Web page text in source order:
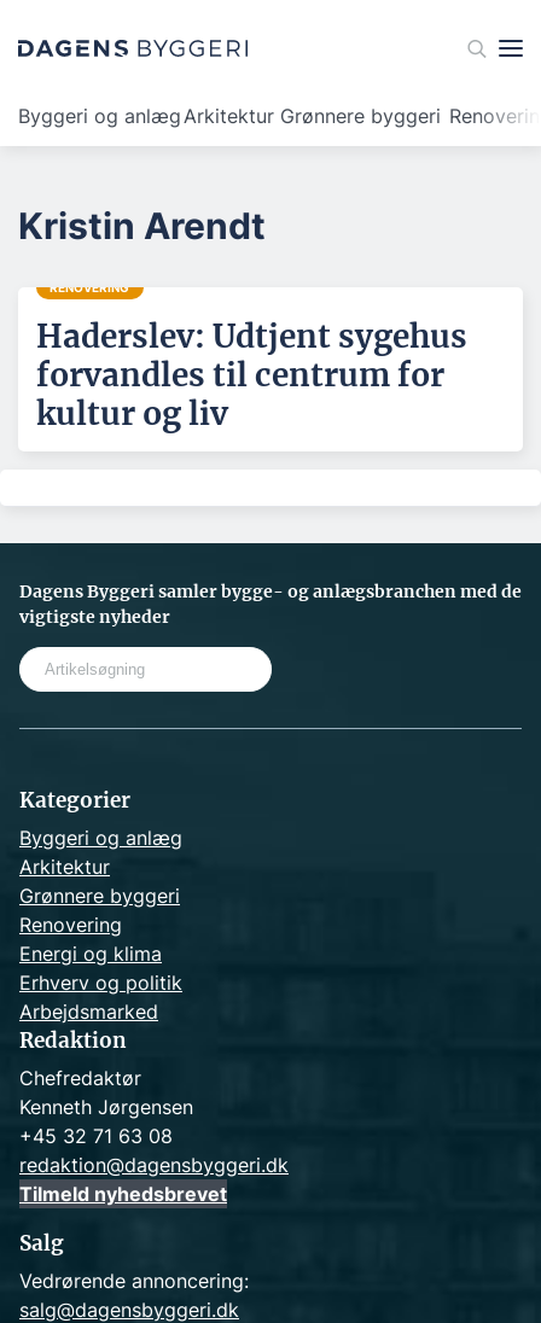
Byggeri og anlægArkitektur Grønnere byggeri
Kristin Arendt
RENOVERING
Haderslev: Udtjent sygehus
forvandles til centrum for
kultur og liv
Dagens Byggeri samler bygge- og anlægsbranchen med de
vigtigste nyheder
Kategorier
Byggeri og anlæg
Arkitektur
Grønnere byggeri
Renovering
Energi og klima
Erhverv og politik
Arbejdsmarked
Redaktion
Chefredaktør
Kenneth Jørgensen
+45 32 71 63 08
redaktion@dagensbyggeri.dk
Tilmeld nyhedsbrevet
Salg
Vedrørende annoncering:
salg@dagensbyggeri.dk